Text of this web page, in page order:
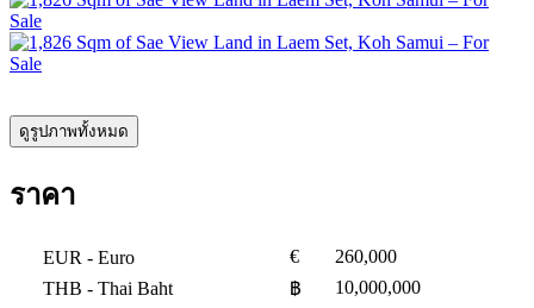
ดูรูปภาพทั้งหมด
ราคา
EUR - Euro €
260,000
THB - Thai Baht ฿
10,000,000